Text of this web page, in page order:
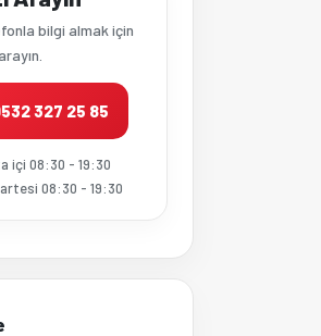
bilgi almak için
327 25 85
içi 08:30 - 19:30
08:30 - 19:30